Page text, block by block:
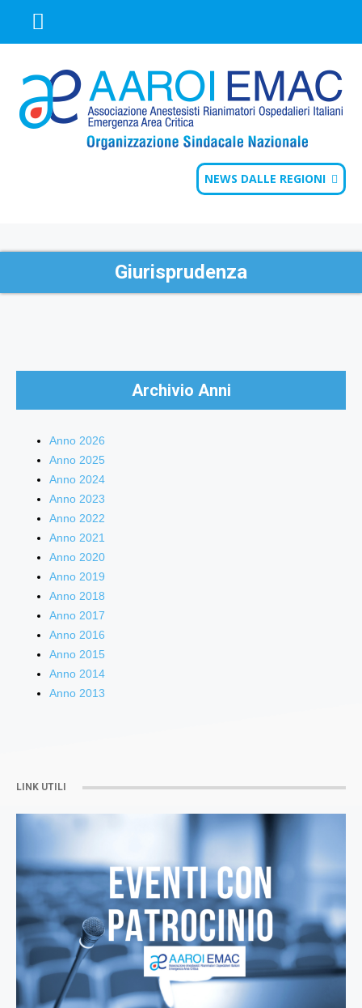
NEWS DALLE REGIONI
Giurisprudenza
Archivio Anni
Anno 2026
Anno 2025
Anno 2024
Anno 2023
Anno 2022
Anno 2021
Anno 2020
Anno 2019
Anno 2018
Anno 2017
Anno 2016
Anno 2015
Anno 2014
Anno 2013
LINK UTILI